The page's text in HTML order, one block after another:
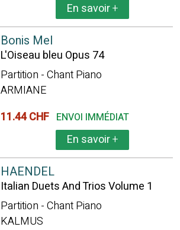
En savoir+
Bonis Mel
L'Oiseau bleu Opus 74
Partition - Chant Piano
ARMIANE
11.44 CHF ENVOI IMMÉDIAT
En savoir+
HAENDEL
Italian Duets And Trios Volume 1
Partition - Chant Piano
KALMUS